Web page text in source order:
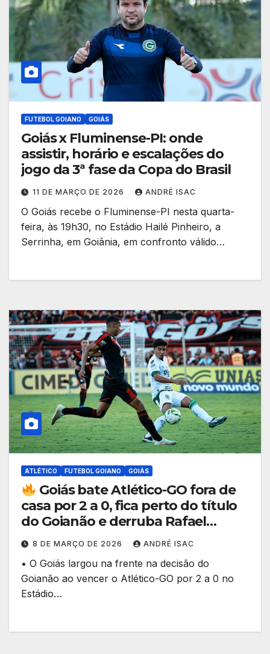
FUTEBOL GOIANO GOIÁS
Goiás x Fluminense-PI: onde
assistir, horário e escalações do
jogo da 3ª fase da Copa do Brasil
11 DE MARÇO DE 2026 ANDRÉ ISAC
O Goiás recebe o Fluminense-PI nesta quarta-
feira, às 19h30, no Estádio Hailé Pinheiro, a
Serrinha, em Goiânia, em confronto válido…
ATLÉTICO FUTEBOL GOIANO GOIÁS
Goiás bate Atlético-GO fora de
casa por 2 a 0, fica perto do título
do Goianão e derruba Rafael
Lacerda
8 DE MARÇO DE 2026 ANDRÉ ISAC
• O Goiás largou na frente na decisão do
Goianão ao vencer o Atlético-GO por 2 a 0 no
Estádio…